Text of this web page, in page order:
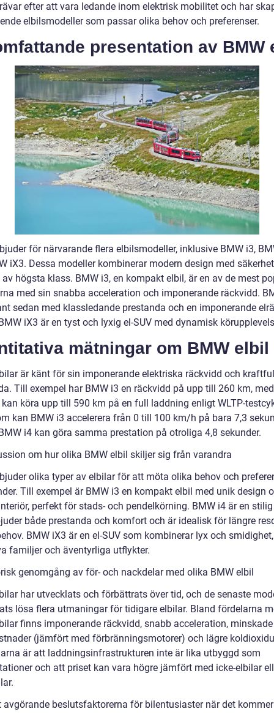
efter att vara ledande inom elektrisk mobilitet och har
elbilsmodeller som passar olika behov och preferenser.
presentation av BMW
för närvarande flera elbilsmodeller, inklusive BMW i3,
iX3. Dessa modeller kombinerar modern design med
högsta klass. BMW i3, en kompakt elbil, är en av de mest
med sin snabba acceleration och imponerande räckvidd.
sedan med klassledande prestanda och en imponerande
iX3 är en tyst och lyxig el-SUV med dynamisk
mätningar om BMW elbil
är känt för sin imponerande elektriska räckvidd och
Till exempel har BMW i3 en räckvidd på upp till 260 km,
köra upp till 590 km på en full laddning enligt WLTP-
kan BMW i3 accelerera från 0 till 100 km/h på bara 7,3
i4 kan göra samma prestation på otroliga 4,8 sekunder.
om hur olika BMW elbil skiljer sig från varandra
olika typer av elbilar för att möta olika behov och
Till exempel är BMW i3 en kompakt elbil med unik design
perfekt för stads- och pendelkörning. BMW i4 är en
både prestanda och komfort och är idealisk för längre
BMW iX3 är en el-SUV som kombinerar lyx och
familjer och äventyrliga utflykter.
genomgång av för- och nackdelar med olika BMW elbil
har utvecklats och förbättrats över tid, och de senaste
lösa flera utmaningar för tidigare elbilar. Bland fördelarna
finns imponerande räckvidd, snabb acceleration, minskade
(jämfört med förbränningsmotorer) och lägre
är att laddningsinfrastrukturen inte är lika utbyggd som
och att priset kan vara högre jämfört med icke-elbilar
avgörande beslutsfaktorerna för bilentusiaster när det